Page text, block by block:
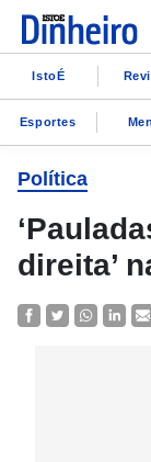
IstoÉ
Esportes
Política
direita’